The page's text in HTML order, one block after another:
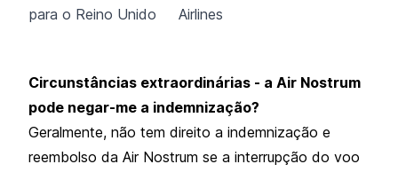
para o Reino Unido
Airlines
Circunstâncias extraordinárias - a Air Nostrum
pode negar-me a indemnização?
Geralmente, não tem direito a indemnização e
reembolso da Air Nostrum se a interrupção do voo